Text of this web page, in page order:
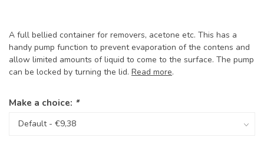
A full bellied container for removers, acetone etc. This has a
handy pump function to prevent evaporation of the contens and
allow limited amounts of liquid to come to the surface. The pump
can be locked by turning the lid. Read more.
Make a choice: *